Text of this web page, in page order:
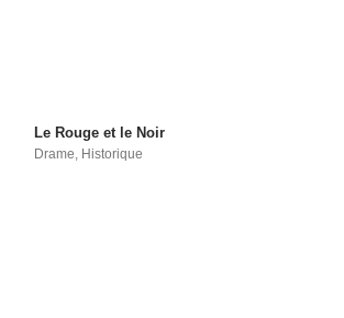
Le Rouge et le Noir
Drame, Historique